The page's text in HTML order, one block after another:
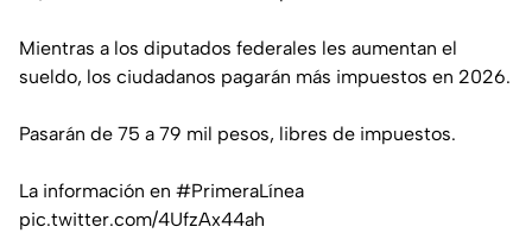
Mientras a los diputados federales les aumentan el
sueldo, los ciudadanos pagarán más impuestos en 2026.
Pasarán de 75 a 79 mil pesos, libres de impuestos.
La información en #PrimeraLínea
pic.twitter.com/4UfzAx44ah